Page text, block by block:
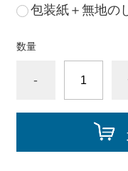
包装紙＋無地の
数量
-